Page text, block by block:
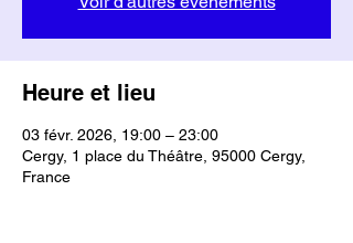
Heure et lieu
03 févr. 2026, 19:00 – 23:00
Cergy, 1 place du Théâtre, 95000 Cergy,
France